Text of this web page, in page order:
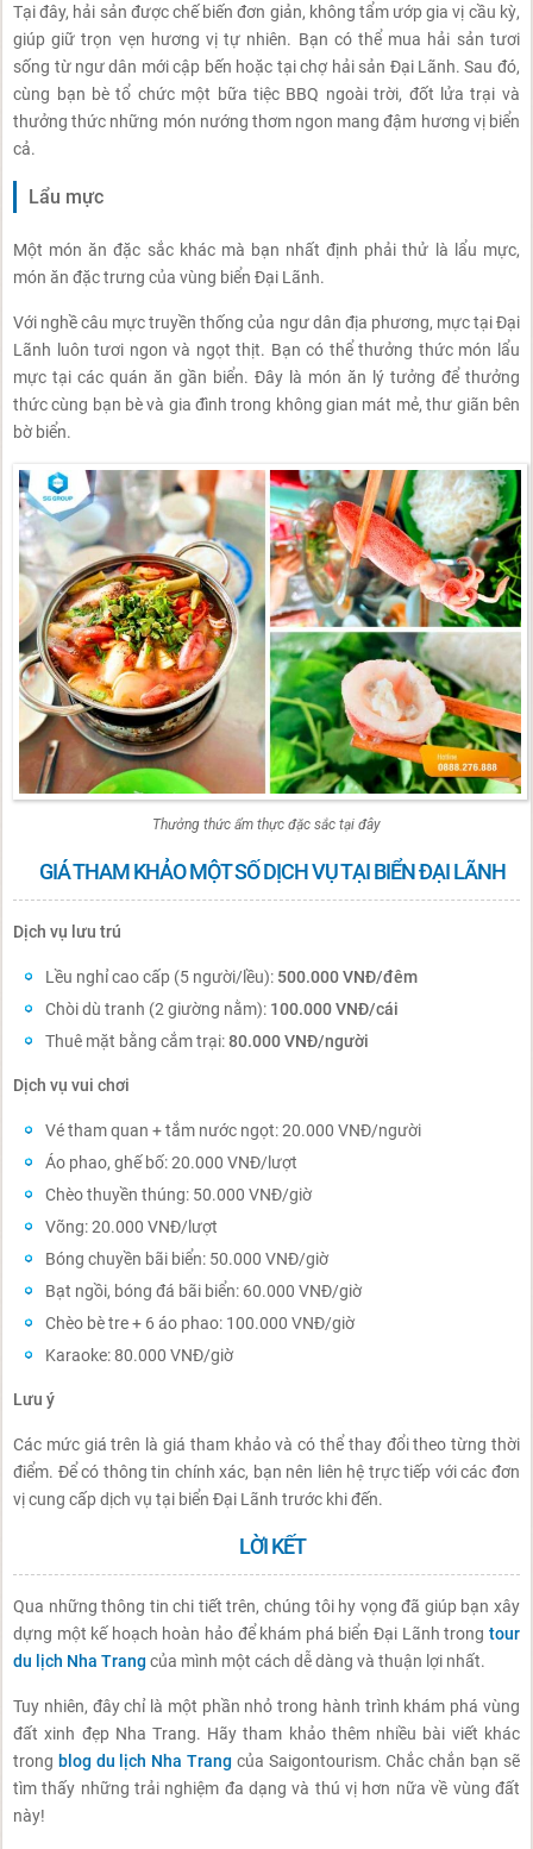
Tại đây, hải sản được chế biến đơn giản, không tẩm ướp gia vị cầu kỳ,
giúp giữ trọn vẹn hương vị tự nhiên. Bạn có thể mua hải sản tươi
sống từ ngư dân mới cập bến hoặc tại chợ hải sản Đại Lãnh. Sau đó,
cùng bạn bè tổ chức một bữa tiệc BBQ ngoài trời, đốt lửa trại và
thưởng thức những món nướng thơm ngon mang đậm hương vị biển
cả.
Lẩu mực
Một món ăn đặc sắc khác mà bạn nhất định phải thử là lẩu mực,
món ăn đặc trưng của vùng biển Đại Lãnh.
Với nghề câu mực truyền thống của ngư dân địa phương, mực tại Đại
Lãnh luôn tươi ngon và ngọt thịt. Bạn có thể thưởng thức món lẩu
mực tại các quán ăn gần biển. Đây là món ăn lý tưởng để thưởng
thức cùng bạn bè và gia đình trong không gian mát mẻ, thư giãn bên
bờ biển.
Thưởng thức ẩm thực đặc sắc tại đây
GIÁ THAM KHẢO MỘT SỐ DỊCH VỤ TẠI BIỂN ĐẠI LÃNH
Dịch vụ lưu trú
Lều nghỉ cao cấp (5 người/lều): 500.000 VNĐ/đêm
Chòi dù tranh (2 giường nằm): 100.000 VNĐ/cái
Thuê mặt bằng cắm trại:80.000 VNĐ/người
Dịch vụ vui chơi
Vé tham quan + tắm nước ngọt: 20.000 VNĐ/người
Áo phao, ghế bố: 20.000 VNĐ/lượt
Chèo thuyền thúng: 50.000 VNĐ/giờ
Võng: 20.000 VNĐ/lượt
Bóng chuyền bãi biển: 50.000 VNĐ/giờ
Bạt ngồi, bóng đá bãi biển: 60.000 VNĐ/giờ
Chèo bè tre + 6 áo phao: 100.000 VNĐ/giờ
Karaoke: 80.000 VNĐ/giờ
Lưu ý
Các mức giá trên là giá tham khảo và có thể thay đổi theo từng thời
điểm. Để có thông tin chính xác, bạn nên liên hệ trực tiếp với các đơn
vị cung cấp dịch vụ tại biển Đại Lãnh trước khi đến.
LỜI KẾT
Qua những thông tin chi tiết trên, chúng tôi hy vọng đã giúp bạn xây
dựng một kế hoạch hoàn hảo để khám phá biển Đại Lãnh trong tour
du lịch Nha Trang của mình một cách dễ dàng và thuận lợi nhất.
Tuy nhiên, đây chỉ là một phần nhỏ trong hành trình khám phá vùng
đất xinh đẹp Nha Trang. Hãy tham khảo thêm nhiều bài viết khác
trong blog du lịch Nha Trang của Saigontourism. Chắc chắn bạn sẽ
tìm thấy những trải nghiệm đa dạng và thú vị hơn nữa về vùng đất
này!